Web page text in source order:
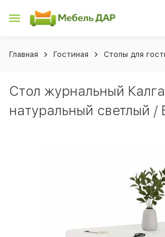
Главная Гостиная Столы для
Стол журнальный
натуральный светлый